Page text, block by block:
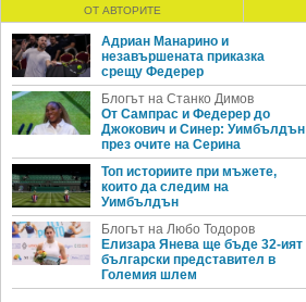
ОТ АВТОРИТЕ
Адриан Манарино и
незавършената приказка
срещу Федерер
Блогът на Станко Димов
От Сампрас и Федерер до
Джокович и Синер: Уимбълдън
през очите на Серина
Топ историите при мъжете,
които да следим на
Уимбълдън
Блогът на Любо Тодоров
Елизара Янева ще бъде 32-ият
български представител в
Големия шлем